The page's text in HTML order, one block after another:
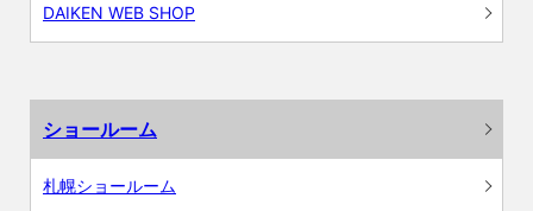
DAIKEN WEB SHOP
ショールーム
札幌ショールーム